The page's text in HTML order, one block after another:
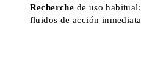
Recherche de uso
fluidos de acción